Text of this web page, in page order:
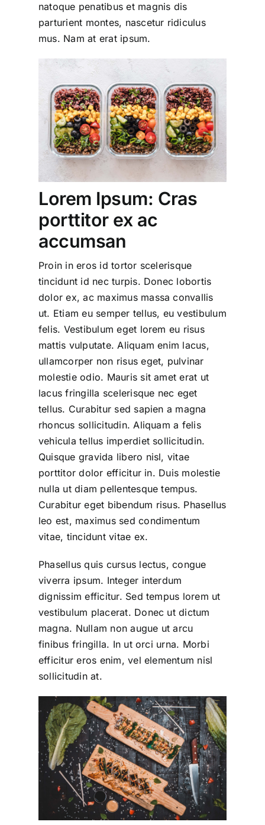
natoque penatibus et magnis dis
parturient montes, nascetur ridiculus
mus. Nam at erat ipsum.
Lorem Ipsum: Cras
porttitor ex ac
accumsan
Proin in eros id tortor scelerisque
tincidunt id nec turpis. Donec lobortis
dolor ex, ac maximus massa convallis
ut. Etiam eu semper tellus, eu vestibulum
felis. Vestibulum eget lorem eu risus
mattis vulputate. Aliquam enim lacus,
ullamcorper non risus eget, pulvinar
molestie odio. Mauris sit amet erat ut
lacus fringilla scelerisque nec eget
tellus. Curabitur sed sapien a magna
rhoncus sollicitudin. Aliquam a felis
vehicula tellus imperdiet sollicitudin.
Quisque gravida libero nisl, vitae
porttitor dolor efficitur in. Duis molestie
nulla ut diam pellentesque tempus.
Curabitur eget bibendum risus. Phasellus
leo est, maximus sed condimentum
vitae, tincidunt vitae ex.
Phasellus quis cursus lectus, congue
viverra ipsum. Integer interdum
dignissim efficitur. Sed tempus lorem ut
vestibulum placerat. Donec ut dictum
magna. Nullam non augue ut arcu
finibus fringilla. In ut orci urna. Morbi
efficitur eros enim, vel elementum nisl
sollicitudin at.